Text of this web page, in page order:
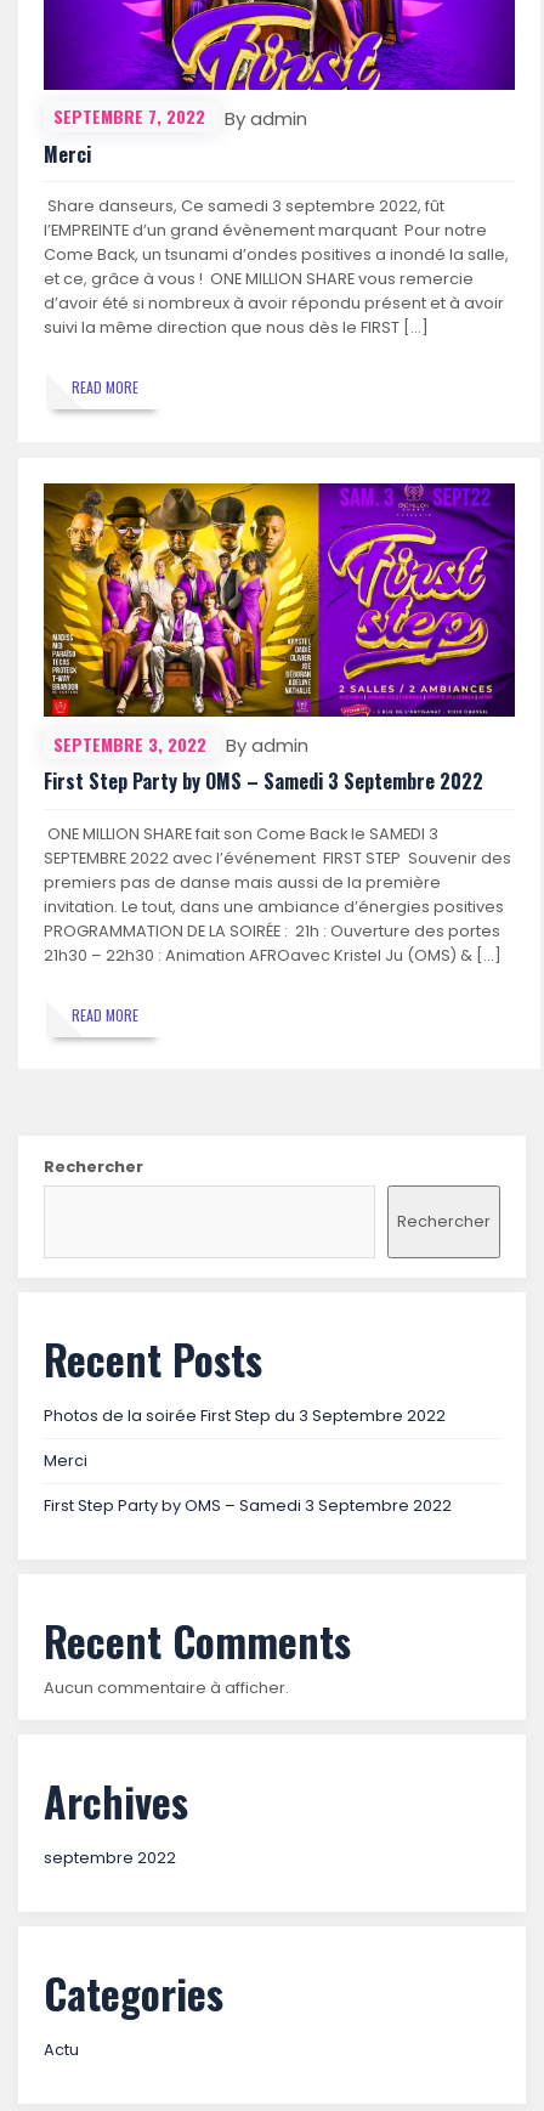
SEPTEMBRE 7, 2022 By admin
Merci
Share danseurs, Ce samedi 3 septembre 2022, fût
l’EMPREINTE d’un grand évènement marquant Pour notre
Come Back, un tsunami d’ondes positives a inondé la salle,
et ce, grâce à vous ! ONE MILLION SHARE vous remercie
d’avoir été si nombreux à avoir répondu présent et à avoir
suivi la même direction que nous dès le FIRST […]
READ MORE
SEPTEMBRE 3, 2022 By admin
First Step Party by OMS – Samedi 3 Septembre 2022
ONE MILLION SHARE fait son Come Back le SAMEDI 3
SEPTEMBRE 2022 avec l’événement FIRST STEP Souvenir des
premiers pas de danse mais aussi de la première
invitation. Le tout, dans une ambiance d’énergies positives
PROGRAMMATION DE LA SOIRÉE : 21h : Ouverture des portes
21h30 – 22h30 : Animation AFROavec Kristel Ju (OMS) & […]
READ MORE
Rechercher
Rechercher
Recent Posts
Photos de la soirée First Step du 3 Septembre 2022
Merci
First Step Party by OMS – Samedi 3 Septembre 2022
Recent Comments
Aucun commentaire à afficher.
Archives
septembre 2022
Categories
Actu